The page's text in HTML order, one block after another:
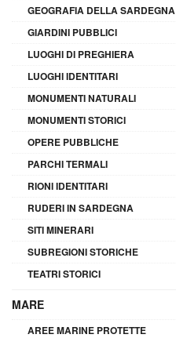
GEOGRAFIA DELLA SARDEGNA
GIARDINI PUBBLICI
LUOGHI DI PREGHIERA
LUOGHI IDENTITARI
MONUMENTI NATURALI
MONUMENTI STORICI
OPERE PUBBLICHE
PARCHI TERMALI
RIONI IDENTITARI
RUDERI IN SARDEGNA
SITI MINERARI
SUBREGIONI STORICHE
TEATRI STORICI
MARE
AREE MARINE PROTETTE